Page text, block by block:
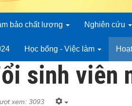
bảo chất lượng Nghiên cứu
Học bổng - Việc làm
sinh viên
xem: 3093